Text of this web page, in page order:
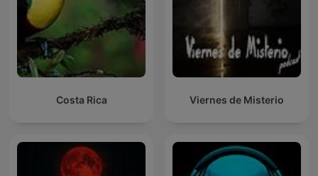
Costa Rica Viernes de Misterio